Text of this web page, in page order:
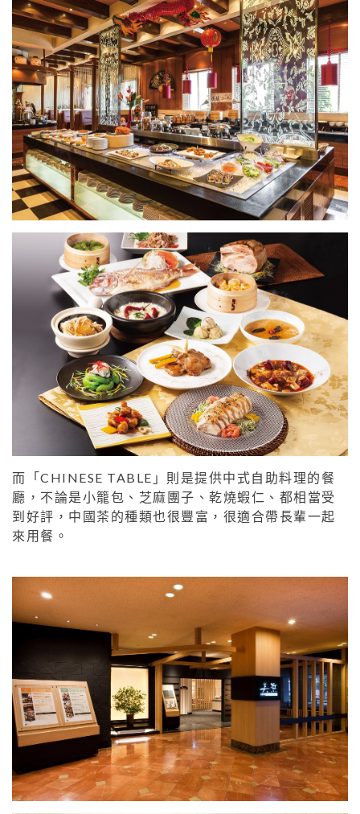
而「CHINESE TABLE」則是提供中式自助料理的餐
廳，不論是小籠包、芝麻團子、乾燒蝦仁、都相當受
到好評，中國茶的種類也很豐富，很適合帶長輩一起
來用餐。